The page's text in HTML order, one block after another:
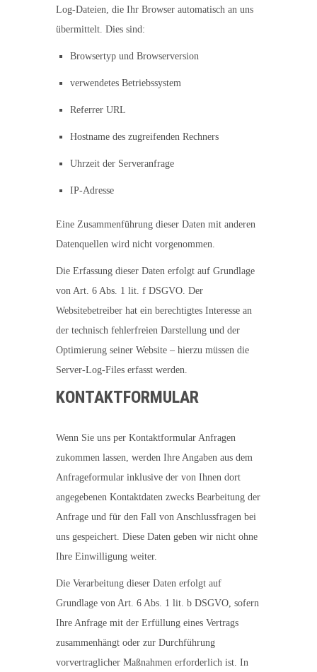
Log-Dateien, die Ihr Browser automatisch an uns
übermittelt. Dies sind:
Browsertyp und Browserversion
verwendetes Betriebssystem
Referrer URL
Hostname des zugreifenden Rechners
Uhrzeit der Serveranfrage
IP-Adresse
Eine Zusammenführung dieser Daten mit anderen
Datenquellen wird nicht vorgenommen.
Die Erfassung dieser Daten erfolgt auf Grundlage
von Art. 6 Abs. 1 lit. f DSGVO. Der
Websitebetreiber hat ein berechtigtes Interesse an
der technisch fehlerfreien Darstellung und der
Optimierung seiner Website – hierzu müssen die
Server-Log-Files erfasst werden.
KONTAKTFORMULAR
Wenn Sie uns per Kontaktformular Anfragen
zukommen lassen, werden Ihre Angaben aus dem
Anfrageformular inklusive der von Ihnen dort
angegebenen Kontaktdaten zwecks Bearbeitung der
Anfrage und für den Fall von Anschlussfragen bei
uns gespeichert. Diese Daten geben wir nicht ohne
Ihre Einwilligung weiter.
Die Verarbeitung dieser Daten erfolgt auf
Grundlage von Art. 6 Abs. 1 lit. b DSGVO, sofern
Ihre Anfrage mit der Erfüllung eines Vertrags
zusammenhängt oder zur Durchführung
vorvertraglicher Maßnahmen erforderlich ist. In